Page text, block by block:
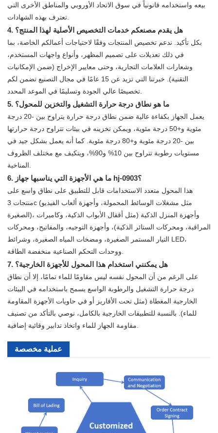
بيعه واستخدامه قانونياً في سوق الاتحاد الأوروبي والمناطق الأخرى التي
4. هل يقدم مصنعكم خدمات التخصيص الأصلية لهذا المنتج؟
بكل تأكيد. ندعم تخصيص المنتجات وفقًا لاحتياجات أعمالكم الخاصة، بما
في ذلك تعديلات على تصميم المظهر، وأنواع واجهات المستخدم،
وشعارات العلامات التجارية، وحتى معايير الإخراج (ضمن الإمكانيات
التقنية). خبرتنا التي تزيد عن 15 عامًا في مجال التصنيع تضمن لكم
5. ما هو نطاق درجة حرارة التشغيل والتخزين للمحول؟
يعمل الجهاز بكفاءة عالية ضمن نطاق درجة حرارة يتراوح بين -20 درجة
مئوية و+50 درجة مئوية، ويمكن تخزينه في بيئات تتراوح درجة حرارتها
بين -20 درجة مئوية و+80 درجة مئوية. كما أنه يعمل بشكل جيد في
مستويات رطوبة تتراوح بين 10% و90%، ويتكيف مع مختلف الظروف
6. ما هي الأجهزة التي يناسبها جهاز hj-0903؟
هذا المحول متعدد الاستخدامات قابل للتطبيق على نطاق واسع على
منتجات 3c (مثل مشغلات الوسائط المحمولة، وأجهزة ألعاب الفيديو
الصغيرة)، وأجهزة المنزل الذكية (مثل أقفال الأبواب الذكية، وكاميرات
المراقبة، ومحركات الستائر الذكية)، وأجهزة التوجيه، والمفاتيح، ومحركات
التيار المستمر الصغيرة، ومضخات المياه الصغيرة، وشرائط LED،
7. هل يمكنني استخدام هذا المحول للأجهزة الخارجية؟
على الرغم من أن المحول نفسه ليس مقاومًا للماء تمامًا، إلا أن نطاق
درجة حرارة التشغيل والرطوبة الواسع يسمح باستخدامه في البيئات
الخارجية المغطاة (مثل تحت الأفاريز أو في حاويات الأجهزة المقاومة
للماء). بالنسبة للتطبيقات الخارجية بالكامل، نوصي بالتأكد من تصنيف
عملية مخصصة